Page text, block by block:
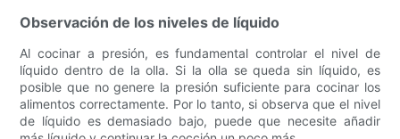
Observación de los niveles de líquido
Al cocinar a presión, es fundamental controlar el nivel de
líquido dentro de la olla. Si la olla se queda sin líquido, es
posible que no genere la presión suficiente para cocinar los
alimentos correctamente. Por lo tanto, si observa que el nivel
de líquido es demasiado bajo, puede que necesite añadir